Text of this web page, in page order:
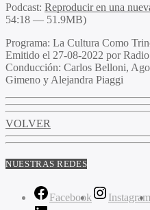
Podcast: Reproducir en una
54:18 — 51.9MB)
Programa: La Cultura Como
Emitido el 27-08-2022 por
Conducción: Carlos Belloni,
Gimeno y Alejandra Piaggi
VOLVER
NUESTRAS REDES
Facebook Instagram